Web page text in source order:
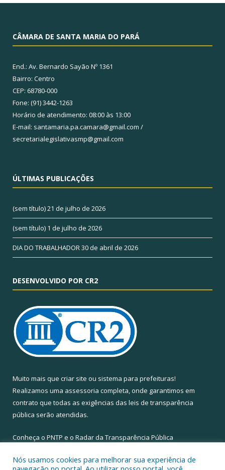
CÂMARA DE SANTA MARIA DO PARÁ
End.: Av. Bernardo Sayão Nº 1361
Bairro: Centro
CEP: 68780-000
Fone: (91) 3442-1263
Horário de atendimento: 08:00 às 13:00
E-mail: santamaria.pa.camara@gmail.com /
secretarialegislativasmp@gmail.com
ÚLTIMAS PUBLICAÇÕES
(sem título)21 de julho de 2026
(sem título) 1 de julho de 2026
DIA DO TRABALHADOR30 de abril de 2026
DESENVOLVIDO POR CR2
Muito mais que criar site ou sistema para prefeituras!
Realizamos uma assessoria completa, onde garantimos em
contrato que todas as exigências das leis de transparência
pública serão atendidas.
Conheça o PNTP e o Radar da Transparência Pública
Nós usamos cookies para melhorar sua experiência de